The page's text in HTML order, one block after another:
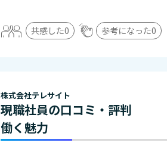
共感した0 参考になった0
株式会社テレサイト
現職社員の口コミ・評判
働く魅力